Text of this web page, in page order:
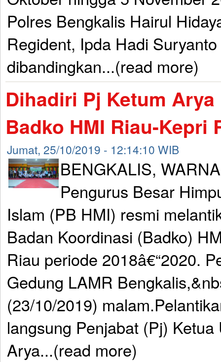
Polres Bengkalis Hairul
Regident, Ipda Hadi
dibandingkan...(read more)
Dihadiri Pj Ketum
Badko HMI Riau-Kepri
Jumat, 25/10/2019 - 12:14:10 WIB
BENGKALIS,
Pengurus Besar
Islam (PB HMI) resmi
Badan Koordinasi (Badko)
Riau periode 2018â€“2020.
Gedung LAMR
(23/10/2019)
langsung Penjabat (Pj)
Arya...(read more)